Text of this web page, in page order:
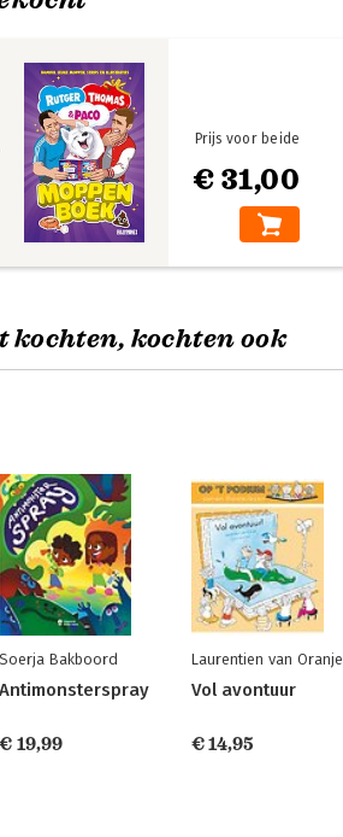
€ 31,00
Prijs voor beide
kochten, kochten ook
Soerja Bakboord
Antimonsterspray
€ 19,99
Laurentien van Oranje
Vol avontuur
€ 14,95